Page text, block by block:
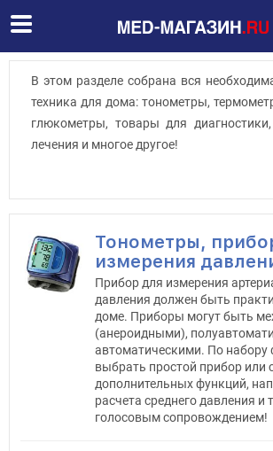
В этом разделе собрана вся
техника для дома: тонометры,
глюкометры, товары для
лечения и многое другое!
Тонометры,
измерения
Прибор для измерения
давления должен быть
доме. Приборы могут быть
(анероидными),
автоматическими. По
выбрать простой прибор или
дополнительных функций,
расчета среднего давления и
голосовым сопровождением!